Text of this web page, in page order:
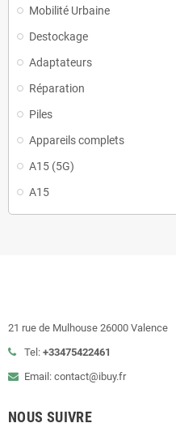
Mobilité Urbaine
Destockage
Adaptateurs
Réparation
Piles
Appareils complets
A15 (5G)
A15
21 rue de Mulhouse 26000 Valence
Tel: +33475422461
Email: contact@ibuy.fr
NOUS SUIVRE